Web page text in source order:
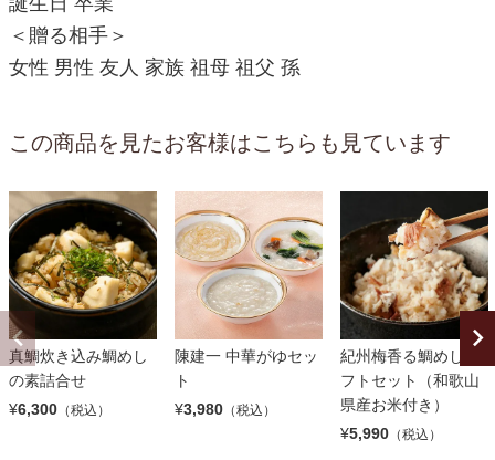
＜贈る相手＞
女性 男性 友人 家族 祖母 祖父 孫
この商品を見たお客様はこちらも見ています
真鯛炊き込み鯛めし
の素詰合せ
¥6,300 （税込）
陳建一 中華がゆセッ
ト
¥3,980 （税込）
紀州梅香る鯛めしギ
フトセット（和歌山
県産お米付き）
¥5,990 （税込）